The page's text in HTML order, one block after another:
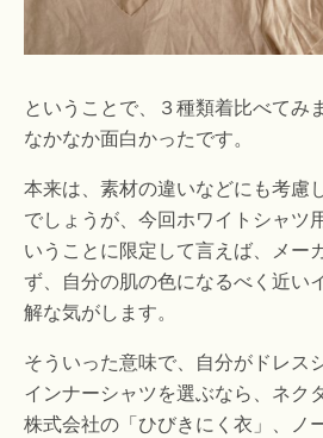
ということで、３種類着比べてみ
なかなか面白かったです。
本来は、素材の違いなどにも考慮
でしょうが、今回ホワイトシャツ
いうことに限定して言えば、メー
ず、自分の肌の色になるべく近い
解な気がします。
そういった意味で、自分がドレス
インナーシャツを選ぶなら、ネク
株式会社の「ひびきにく衣」、ノ